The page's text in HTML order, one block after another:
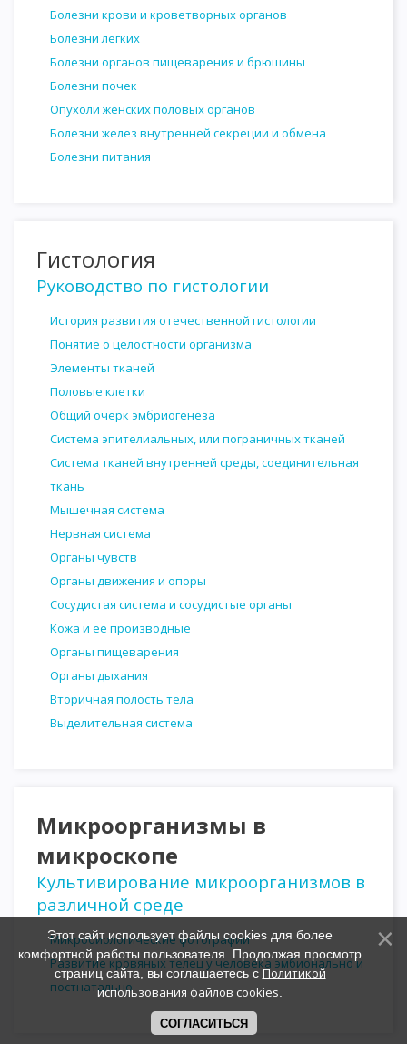
Болезни крови и кроветворных органов
Болезни легких
Болезни органов пищеварения и брюшины
Болезни почек
Опухоли женских половых органов
Болезни желез внутренней секреции и обмена
Болезни питания
Гистология
Руководство по гистологии
История развития отечественной гистологии
Понятие о целостности организма
Элементы тканей
Половые клетки
Общий очерк эмбриогенеза
Система эпителиальных, или пограничных тканей
Система тканей внутренней среды, соединительная
ткань
Мышечная система
Нервная система
Органы чувств
Органы движения и опоры
Сосудистая система и сосудистые органы
Кожа и ее производные
Органы пищеварения
Органы дыхания
Вторичная полость тела
Выделительная система
Микроорганизмы в
микроскопе
Культивирование микроорганизмов в
различной среде
Микробиологические фотографии
Развитие кровяных телец у человека эмбионально и
постнатально
Этот сайт использует файлы cookies для более
комфортной работы пользователя. Продолжая просмотр
страниц сайта, вы соглашаетесь с Политикой
использования файлов cookies
СОГЛАСИТЬСЯ